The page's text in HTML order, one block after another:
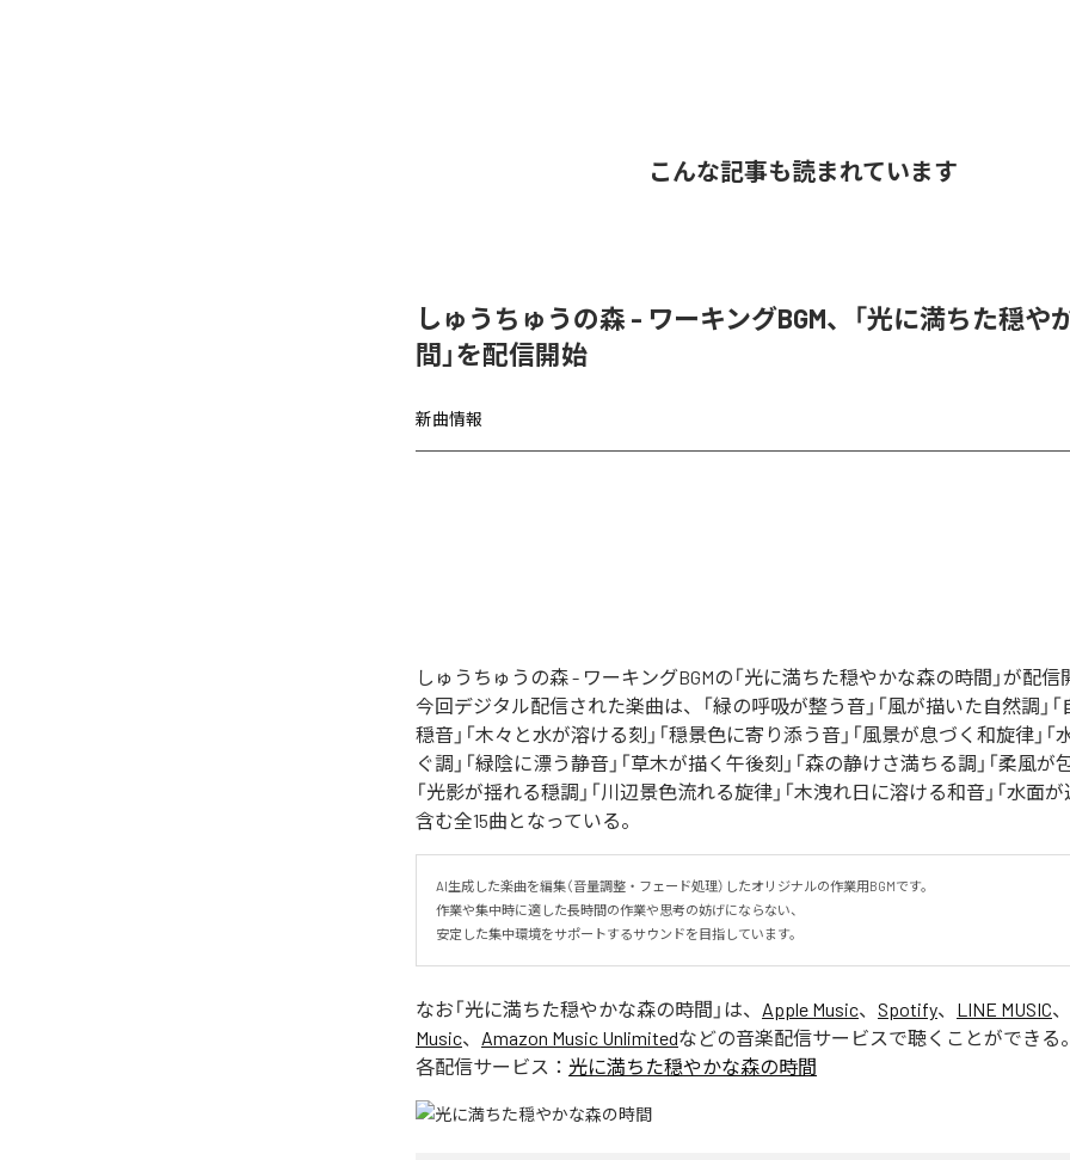
こんな記事も読まれています
しゅうちゅうの森 - ワーキングBGM、「光に満ちた穏や
間」を配信開始
新曲情報
しゅうちゅうの森 - ワーキングBGMの「光に満ちた穏やかな森の時間」が配信
今回デジタル配信された楽曲は、「緑の呼吸が整う音」「風が描いた自然調」
穏音」「木々と水が溶ける刻」「穏景色に寄り添う音」「風景が息づく和旋律」
ぐ調」「緑陰に漂う静音」「草木が描く午後刻」「森の静けさ満ちる調」「柔風が
「光影が揺れる穏調」「川辺景色流れる旋律」「木洩れ日に溶ける和音」「水面
含む全15曲となっている。
AI生成した楽曲を編集（音量調整・フェード処理）したオリジナルの作業用BGMです。
作業や集中時に適した長時間の作業や思考の妨げにならない、
安定した集中環境をサポートするサウンドを目指しています。
なお「光に満ちた穏やかな森の時間 」は、 Apple Music、 Spotify、 LINE MUSIC、
Music、 Amazon Music Unlimitedなどの音楽配信サービスで聴くことができる。
各配信サービス： 光に満ちた穏やかな森の時間